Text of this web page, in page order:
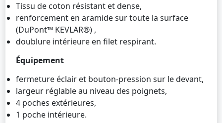
Tissu de coton résistant et dense,
renforcement en aramide sur toute la surface
(DuPont™ KEVLAR®) ,
doublure intérieure en filet respirant.
Équipement
fermeture éclair et bouton-pression sur le devant,
largeur réglable au niveau des poignets,
4 poches extérieures,
1 poche intérieure.